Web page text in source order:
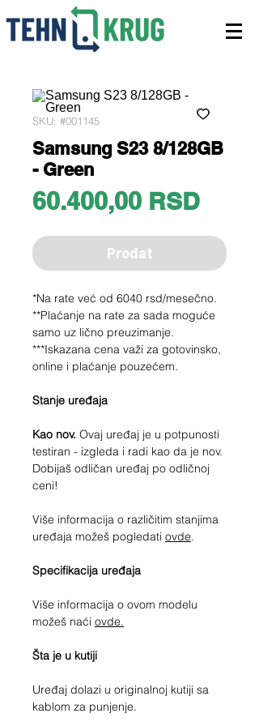
SKU: #001145
Samsung S23 8/128GB
- Green
60.400,00 RSDPrice
Prodat
*Na rate već od 6040 rsd/mesečno.
**Plaćanje na rate za sada moguće
samo uz lično preuzimanje.
***Iskazana cena važi za gotovinsko,
online i plaćanje pouzećem.
Stanje uređaja
Kao nov. Ovaj uređaj je u potpunosti
testiran - izgleda i radi kao da je nov.
Dobijaš odličan uređaj po odličnoj
ceni!
Više informacija o različitim stanjima
uređaja možeš pogledati ovde.
Specifikacija uređaja
Više informacija o ovom modelu
možeš naći ovde.
Šta je u kutiji
Uređaj dolazi u originalnoj kutiji sa
kablom za punjenje.